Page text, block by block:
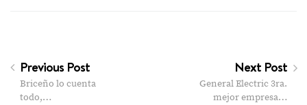
Previous Post
Briceño lo cuenta
todo,…
Next Post
General Electric 3ra.
mejor empresa…